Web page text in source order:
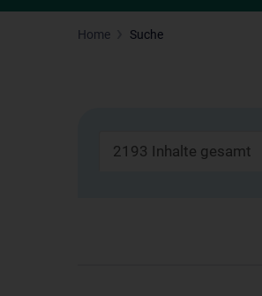
Home Suche
2193 Inhalte gesamt